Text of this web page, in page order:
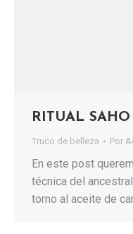
RITUAL
Truco de belleza Por
En este post
técnica del
torno al aceite de